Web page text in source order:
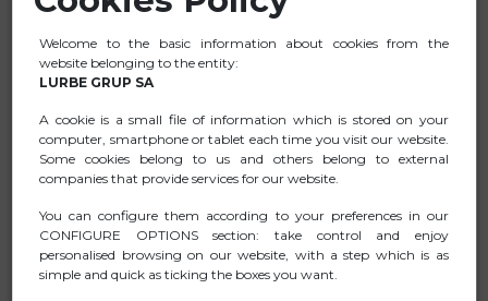
Con el fin de respetar el plazo de
desistimiento, es suficiente con haber
enviado una declaración inequívoca en la
que comunique su deseo de ejercer el
derecho de desistimiento del acuerdo
antes de que expire dicho plazo.
En caso de desistimiento por su parte, le
devolveremos el pago recibido, sin
Welcome to the basic information about cookies from the
website belonging to the entity:
LURBE GRUP SA
A cookie is a small file of information which is stored on your
computer, smartphone or tablet each time you visit our website.
Some cookies belong to us and others belong to external
companies that provide services for our website.
You can configure them according to your preferences in our
CONFIGURE OPTIONS section: take control and enjoy
personalised browsing on our website, with a step which is as
simple and quick as ticking the boxes you want.